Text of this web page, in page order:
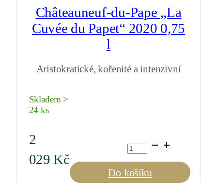
Châteauneuf-du-Pape „La
Cuvée du Papet“ 2020 0,75
l
Aristokratické, kořenité a intenzivní
Skladem >
24 ks
2
029Kč
Châteauneuf-
du-
Pape
"La
Cuvée
Do košíku